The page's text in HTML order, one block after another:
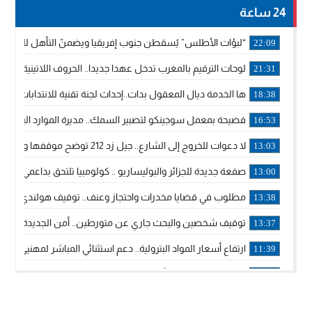
24 ساعة
22:09 “لبؤات الأطلس” يُسقطن جنوب إفريقيا ويضمنّ التأهل
21:31 لوحات الترقيم بالمغرب تدخل عهدا جديدا.. الحروف اللاتينية
18:38 ها الخدمة ديال المعقول بدات..إحداث لجنة تقنية للانتدابات
16:53 فضيحة بمعمل سوجينكو لتصبير السمك.. مديرة الموارد
13:03 لا دعوات للخروج إلى الشارع.. جيل زد 212 توضح موقفها وتؤكد أن المنشورات المنسوبة إليها لا تمثل موقفها الرسمي.
13:00 صفعة جديدة للجزائر والبوليساريو .. كولومبيا تلتحق بداعمي
13:38 مطلوب في قضايا مخدرات واحتجاز وعنف.. توقيف هولندي
13:37 توقيف شخصين والبحث جاري عن متورطين.. أمن الجديدة يفك
11:39 ارتفاع أسعار المواد البترولية.. دعم استثنائي المباشر لمهنيي